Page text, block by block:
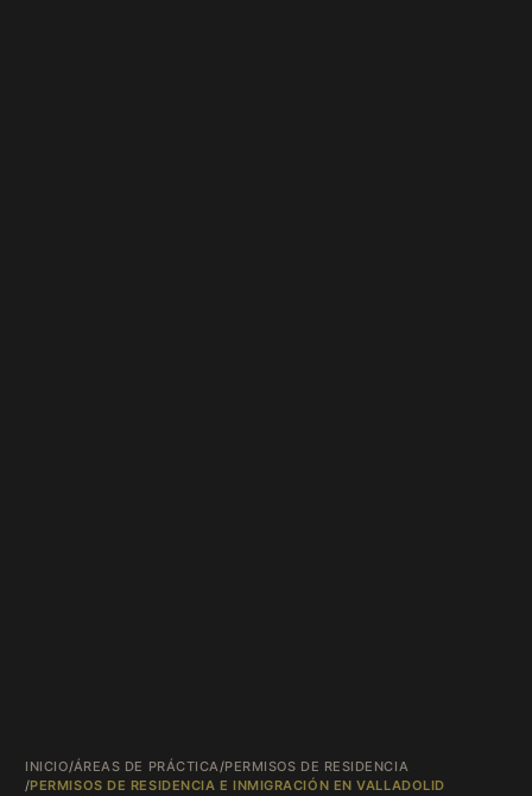
INICIO/ÁREAS DE PRÁCTICA/PERMISOS DE RESIDENCIA
/PERMISOS DE RESIDENCIA E INMIGRACIÓN EN VALLADOLID